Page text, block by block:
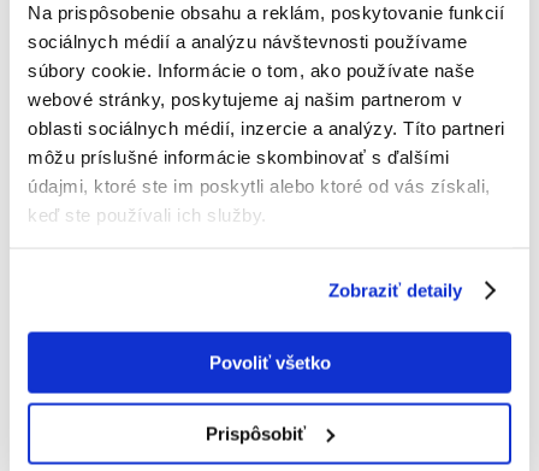
Na prispôsobenie obsahu a reklám, poskytovanie funkcií
sociálnych médií a analýzu návštevnosti používame
súbory cookie. Informácie o tom, ako používate naše
webové stránky, poskytujeme aj našim partnerom v
oblasti sociálnych médií, inzercie a analýzy. Títo partneri
môžu príslušné informácie skombinovať s ďalšími
údajmi, ktoré ste im poskytli alebo ktoré od vás získali,
keď ste používali ich služby.
Zobraziť detaily
Povoliť všetko
Prispôsobiť
€7.67
ODOSIELAME DO 48HODÍN
Fotky našich zákazníkov Pozri ďalšie fotografie
1 RECENZIA
5 z 5
100%
100% ZÁKAZNÍCI ODPORÚČAJÚ TENTO PRODUKT